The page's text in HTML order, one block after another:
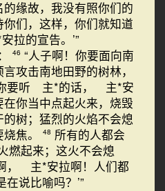
缘故，我没有照你们的
们，这样，你们就知道
的宣告。’”
46 “人子啊！你要面向南
攻击南地田野的树林，
要听 主*的话， 主*安
你当中点起火来，烧毁
树；猛烈的火焰不会熄
焦。
48 所有的人都会
起来；这火不会熄
， 主*安拉啊！人们都
说比喻吗？’”